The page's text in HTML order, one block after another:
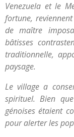
Venezuela et le
fortune,
de maître
bâtisses
traditionnelle,
paysage.
Le village a
spirituel. Bien
génoises étaient
pour alerter les